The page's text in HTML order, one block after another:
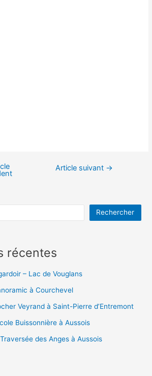
Article suivant →
Rechercher
récentes
– Lac de Vouglans
à Courchevel
Veyrand à Saint-Pierre d’Entremont
Buissonnière à Aussois
des Anges à Aussois